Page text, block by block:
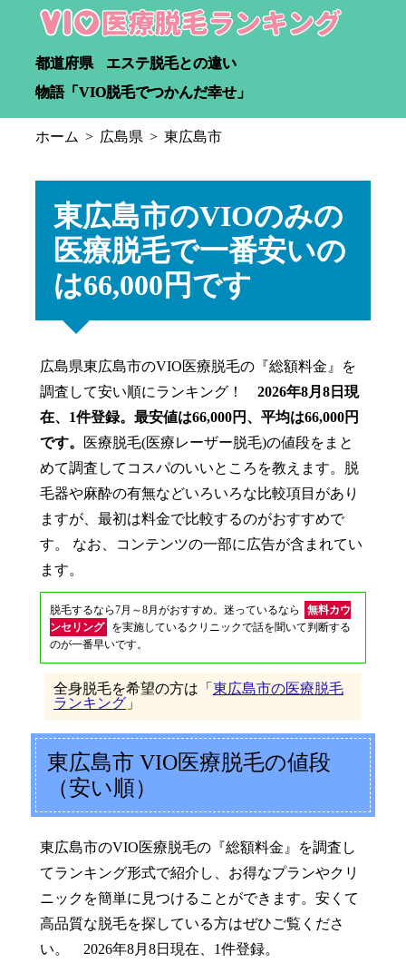
都道府県
エステ脱毛との違い
物語「VIO脱毛でつかんだ幸せ」
ホーム 広島県 東広島市
東広島市のVIOのみの
医療脱毛で一番安いの
は66,000円です
広島県東広島市のVIO医療脱毛の『総額料金』を
調査して安い順にランキング！ 2026年8月8日現
在、1件登録。最安値は66,000円、平均は66,000円
です。
医療脱毛(医療レーザー脱毛)の値段をまと
めて調査してコスパのいいところを教えます。脱
毛器や麻酔の有無などいろいろな比較項目があり
ますが、最初は料金で比較するのがおすすめで
す。 なお、コンテンツの一部に広告が含まれてい
ます。
脱毛するなら7月～8月がおすすめ。迷っているなら
無料カウ
ンセリング
を実施しているクリニックで話を聞いて判断する
のが一番早いです。
全身脱毛を希望の方は「 東広島市の医療脱毛
ランキング 」
東広島市 VIO医療脱毛の値段
（安い順）
東広島市のVIO医療脱毛の『総額料金』を調査し
てランキング形式で紹介し、お得なプランやクリ
ニックを簡単に見つけることができます。安くて
高品質な脱毛を探している方はぜひご覧くださ
い。 2026年8月8日現在、1件登録。